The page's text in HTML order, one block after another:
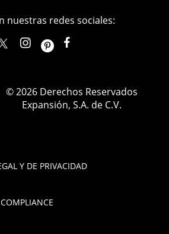
Y DE PRIVACIDAD
COMPLIANCE
nuestras redes sociales:
elle_mexicoellemexico
© 2026 Derechos Reservados
Expansión, S.A. de C.V.